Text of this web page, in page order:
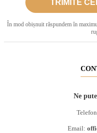
În mod obișnuit răspundem în
Ne
Email: